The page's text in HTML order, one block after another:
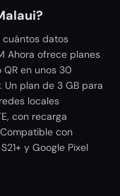
cuántos datos
Ahora ofrece planes
en unos 30
plan de 3 GB para
locales
con recarga
con
y Google Pixel